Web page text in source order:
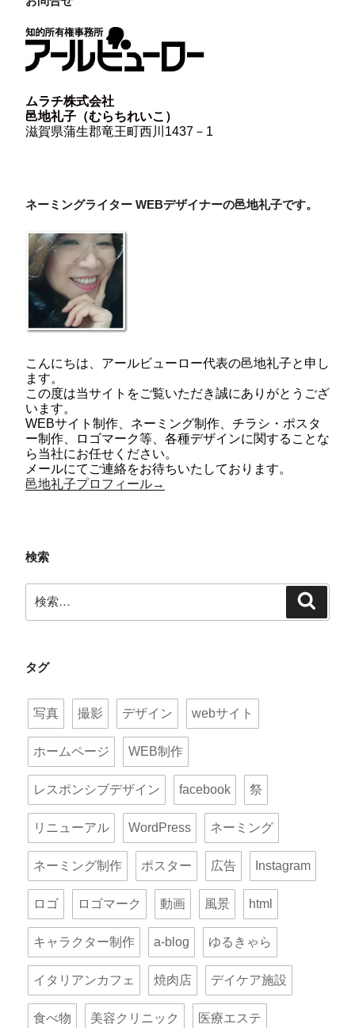
ムラチ株式会社
邑地礼子（むらちれいこ）
滋賀県蒲生郡竜王町西川1437－1
ネーミングライター WEBデザイナーの邑地礼子です。
こんにちは、アールビューロー代表の邑地礼子と申し
ます。
この度は当サイトをご覧いただき誠にありがとうござ
います。
WEBサイト制作、ネーミング制作、チラシ・ポスタ
ー制作、ロゴマーク等、各種デザインに関することな
ら当社にお任せください。
メールにてご連絡をお待ちいたしております。
邑地礼子プロフィール→
検索
索:
タグ
写真 撮影 デザイン webサイト
ホームページ WEB制作
レスポンシブデザイン facebook 祭
リニューアル WordPress ネーミング
ネーミング制作 ポスター 広告 Instagram
ロゴ ロゴマーク 動画 風景 html
キャラクター制作 a-blog ゆるきゃら
イタリアンカフェ 焼肉店 デイケア施設
食べ物 美容クリニック 医療エステ